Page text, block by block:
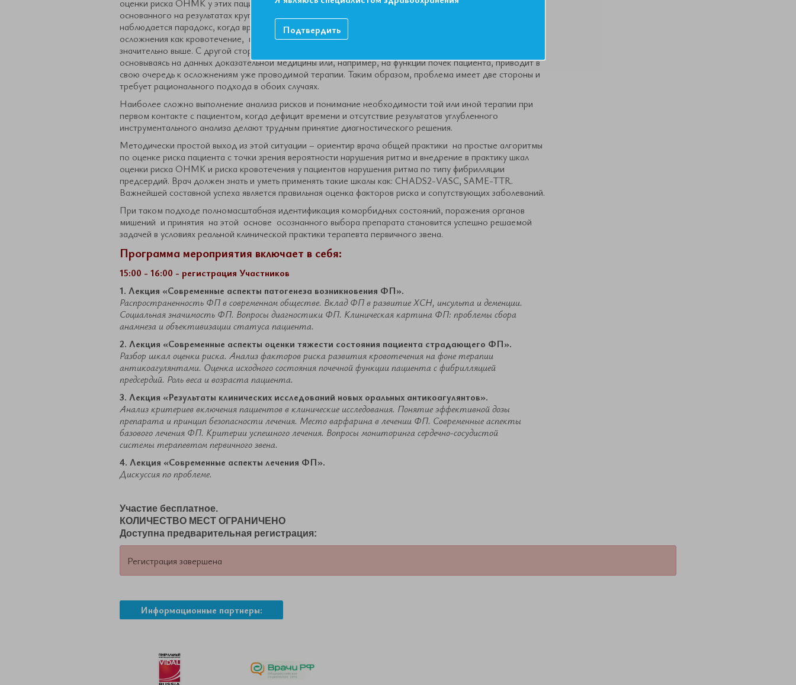
оценки риска ОНМК у этих пациентов и выбора препаратов способных снижать его вероятность не
основанного на результатах крупных исследований и рекомендаций современных руководств. Зачастую
наблюдается парадокс, когда врач, не назначает оральные антикоагулянты из опасения такого
осложнения как кровотечение, но суммарный риска перенесения пациентом ОНМК и смерти
значительно выше. С другой стороны, неправильный выбор орального антикоагулянта или его дозы, не
основываясь на данных доказательной медицины или, например, на функции почек пациента, приводит в
свою очередь к осложнениям уже проводимой терапии. Таким образом, проблема имеет две стороны и
требует рационального подхода в обоих случаях.
Наиболее сложно выполнение анализа рисков и понимание необходимости той или иной терапии при
первом контакте с пациентом, когда дефицит времени и отсутствие результатов углубленного
инструментального анализа делают трудным принятие диагностического решения.
Методически простой выход из этой ситуации – ориентир врача общей практики на простые алгоритмы
по оценке риска пациента с точки зрения вероятности нарушения ритма и внедрение в практику шкал
оценки риска ОНМК и риска кровотечения у пациентов нарушения ритма по типу фибрилляции
предсердий. Врач должен знать и уметь применять такие шкалы как: CHADS2-VASC, SAME-TTR.
Важнейшей составной успеха является правильная оценка факторов риска и сопутствующих заболеваний.
При таком подходе полномасштабная идентификация коморбидных состояний, поражения органов
мишений и принятия на этой основе осознанного выбора препарата становится успешно решаемой
задачей в условиях реальной клинической практики терапевта первичного звена.
Программа мероприятия включает в себя:
15:00 - 16:00 - регистрация Участников
1. Лекция «Современные аспекты патогенеза возникновения ФП».
Распространенность ФП в современном обществе. Вклад ФП в развитие ХСН, инсульта и деменции.
Социальная значимость ФП. Вопросы диагностики ФП. Клиническая картина ФП: проблемы сбора
анамнеза и объективизации статуса пациента.
2. Лекция «Современные аспекты оценки тяжести состояния пациента страдающего ФП».
Разбор шкал оценки риска. Анализ факторов риска развития кровотечения на фоне терапии
антикоагулянтами. Оценка исходного состояния почечной функции пациента с фибрилляцией
предсердий. Роль веса и возраста пациента.
3. Лекция «Результаты клинических исследований новых оральных антикоагулянтов».
Анализ критериев включения пациентов в клинические исследования. Понятие эффективной дозы
препарата и принцип безопасности лечения. Место варфарина в лечении ФП. Современные аспекты
базового лечения ФП. Критерии успешного лечения. Вопросы мониторинга сердечно-сосудистой
системы терапевтом первичного звена.
4. Лекция «Современные аспекты лечения ФП».
​Дискуссия по проблеме.
Участие бесплатное.
КОЛИЧЕСТВО МЕСТ ОГРАНИЧЕНО
Доступна предварительная регистрация:
Регистрация завершена
Информационные партнеры:
Подтвердить